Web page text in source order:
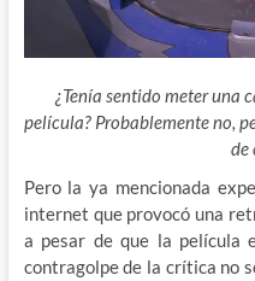
¿Tenía sentido meter una
película? Probablemente no,
de
Pero la ya mencionada
internet que provocó una
a pesar de que la película
contragolpe de la crítica no